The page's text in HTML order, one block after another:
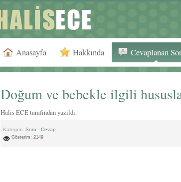
Anasayfa Hakkında Cevaplanan
Doğum ve bebekle ilgili
Halis ECE tarafından yazıldı.
Kategori: Soru - Cevap
Gösterim: 2149